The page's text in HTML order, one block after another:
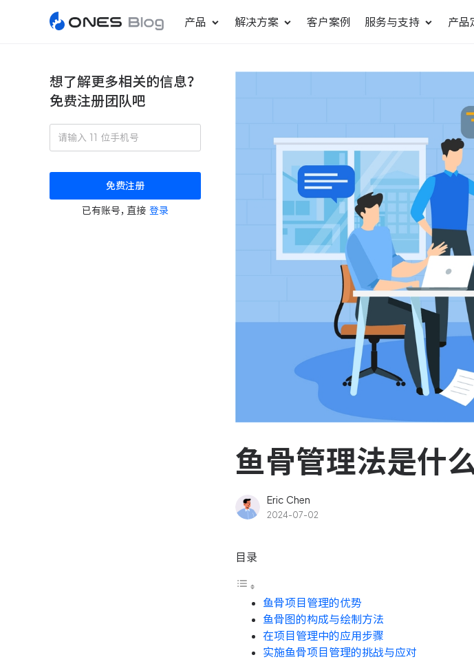
产品 解决方案
更好更快地发布产品
统一管理业务信息和企
轻松规划项目和跟踪进度
测试管理
快速交付高质量产品
DevOps
可持续地交付端到端的
高效合理地规划和利用团队资
服务台和工单管理
轻松响应与解决客户反馈
驱动企业创新增长 助力车企高效研发
客户案例 服务与支持 产品
想了解更多相关的信息？
免费注册团队吧
免费注册
已有账号，直接 登录
鱼骨管理法是什
Eric Chen
2024-07-02
目录
鱼骨项目管理的优势
鱼骨图的构成与绘制方法
在项目管理中的应用步骤
实施鱼骨项目管理的挑战与应对